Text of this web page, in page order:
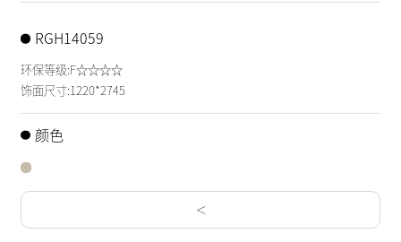
RGH14059
环保等级:F☆☆☆☆
饰面尺寸:1220*2745
颜色
<